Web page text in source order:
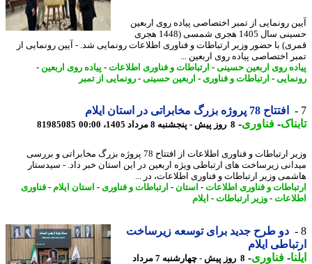
رونمایی از تمبر اختصاصی پیاده روی اربعین
حسینی سال 1405 هجری شمسی (1448 هجری
با حضور وزیر ارتباطات و فناوری اطلاعات رونمایی شد. - آیین رونمایی از
اختصاصی پیاده روی اربعین ...
روی اربعین حسینی-ارتباطات و فناوری اطلاعات-پیاده روی اربعین -
-ارتباطات و فناوری- اربعین حسینی-رونمایی از تمبر
افتتاح 78 پروژه بزرگ مخابراتی در استان ایلام
-فناوری- 8 روز پیش - پنجشنبه 8 مرداد 1405، 00:00 81985085
وزیر ارتباطات و فناوری اطلاعات از افتتاح 78 پروژه بزرگ مخابراتی و بررسی
زیرساخت های ارتباطی ویژه اربعین در این استان خبر داد. - سیدستار
وزیر ارتباطات و فناوری اطلاعات، در ...
و فناوری اطلاعات-استان-ارتباطات و فناوری- استان ایلام -فناوری
-وزیر ارتباطات-ایلام
دو طرح جدید برای توسعه زیرساخت
ایلام
-فناوری-
8 روز پیش - چهارشنبه 7 مرداد